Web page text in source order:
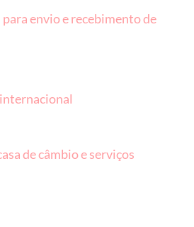
envio e recebimento de
de câmbio e serviços